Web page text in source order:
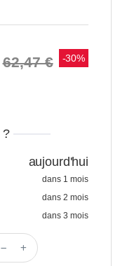
62,47 € -30%
?
aujourd'hui
dans 1 mois
dans 2 mois
dans 3 mois